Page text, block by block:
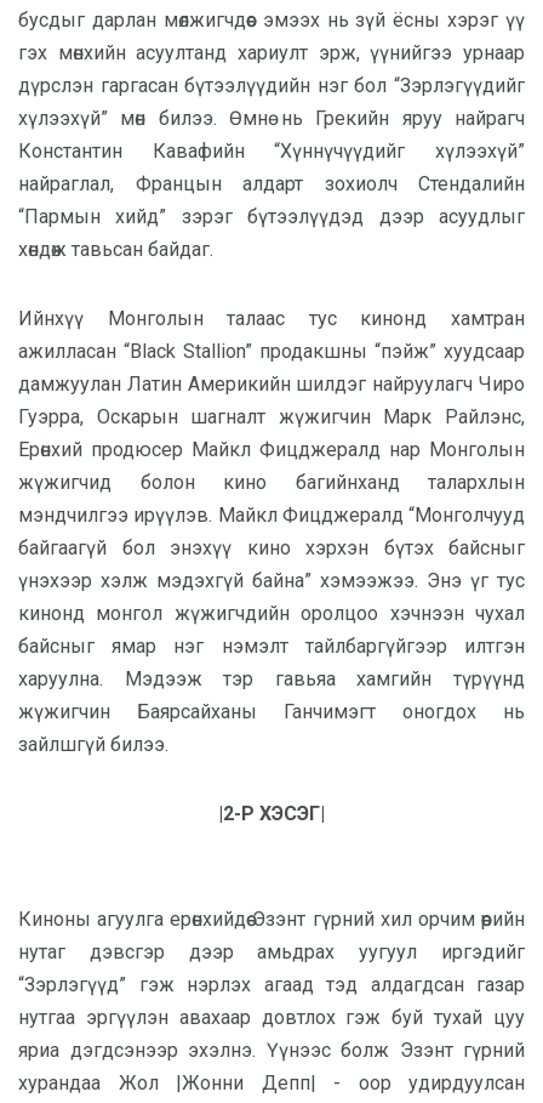
бусдыг дарлан мөлжигчдөөс эмээх нь зүй ёсны хэрэг үү
гэх мөнхийн асуултанд хариулт эрж, үүнийгээ урнаар
дүрслэн гаргасан бүтээлүүдийн нэг бол “Зэрлэгүүдийг
хүлээхүй” мөн билээ. Өмнө нь Грекийн яруу найрагч
Константин Кавафийн “Хүннүчүүдийг хүлээхүй”
найраглал, Францын алдарт зохиолч Стендалийн
“Пармын хийд” зэрэг бүтээлүүдэд дээр асуудлыг
хөндөж тавьсан байдаг.
Ийнхүү Монголын талаас тус кинонд хамтран
ажилласан “Black Stallion” продакшны “пэйж” хуудсаар
дамжуулан Латин Америкийн шилдэг найруулагч Чиро
Гуэрра, Оскарын шагналт жүжигчин Марк Райлэнс,
Ерөнхий продюсер Майкл Фицджералд нар Монголын
жүжигчид болон кино багийнханд талархлын
мэндчилгээ ирүүлэв. Майкл Фицджералд “Монголчууд
байгаагүй бол энэхүү кино хэрхэн бүтэх байсныг
үнэхээр хэлж мэдэхгүй байна” хэмээжээ. Энэ үг тус
кинонд монгол жүжигчдийн оролцоо хэчнээн чухал
байсныг ямар нэг нэмэлт тайлбаргүйгээр илтгэн
харуулна. Мэдээж тэр гавьяа хамгийн түрүүнд
жүжигчин Баярсайханы Ганчимэгт оногдох нь
зайлшгүй билээ.
|2-Р ХЭСЭГ|
Киноны агуулга ерөнхийдөө Эзэнт гүрний хил орчим өөрийн
нутаг дэвсгэр дээр амьдрах уугуул иргэдийг
“Зэрлэгүүд” гэж нэрлэх агаад тэд алдагдсан газар
нутгаа эргүүлэн авахаар довтлох гэж буй тухай цуу
яриа дэгдсэнээр эхэлнэ. Үүнээс болж Эзэнт гүрний
хурандаа Жол |Жонни Депп| - оор удирдуулсан